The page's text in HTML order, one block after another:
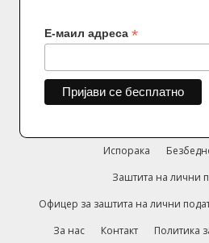
Е-маил адреса *
Испорака
Заштита на лични
Офицер за заштита на лични
За нас
Контакт Политика